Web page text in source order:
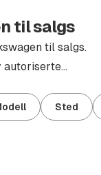
til salgs
til salgs.
autoriserte
Sted